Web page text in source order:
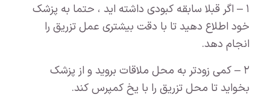
۱ – اگر قبلا سابقه کبودی داشته اید ، حتما به پزشک
خود اطلاع دهید تا با دقت بیشتری عمل تزریق را
انجام دهد.
۲ – کمی زودتر به محل ملاقات بروید و از پزشک
بخواید تا محل تزریق را با یخ کمپرس کند.